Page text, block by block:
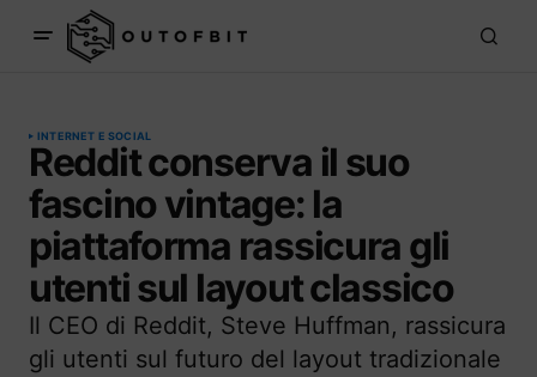
INTERNET E SOCIAL
Reddit conserva il suo
fascino vintage: la
piattaforma rassicura gli
utenti sul layout classico
Il CEO di Reddit, Steve Huffman, rassicura
gli utenti sul futuro del layout tradizionale